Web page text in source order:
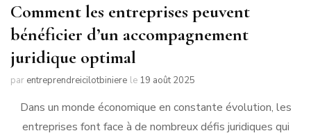
Comment les entreprises peuvent
bénéficier d’un accompagnement
juridique optimal
par entreprendreicilotbiniere le 19 août 2025
Dans un monde économique en constante évolution, les
entreprises font face à de nombreux défis juridiques qui